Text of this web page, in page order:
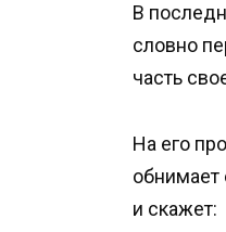
В
словно
часть
На его
обнимает
и скажет: